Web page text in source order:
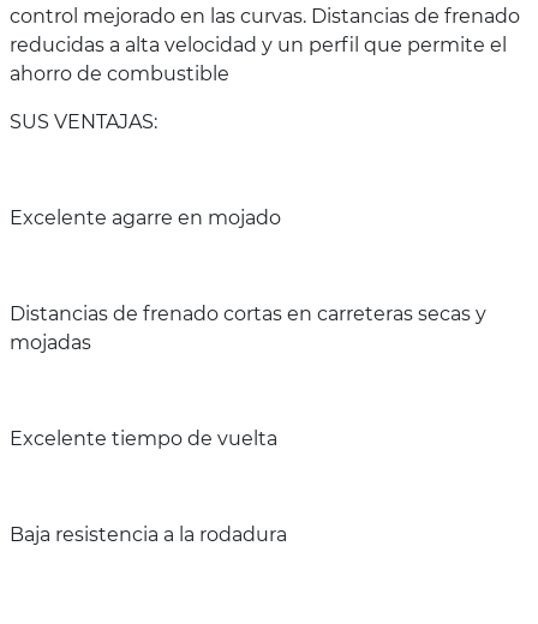
control mejorado en las curvas. Distancias de frenado
reducidas a alta velocidad y un perfil que permite el
ahorro de combustible
SUS VENTAJAS:
Excelente agarre en mojado
Distancias de frenado cortas en carreteras secas y
mojadas
Excelente tiempo de vuelta
Baja resistencia a la rodadura